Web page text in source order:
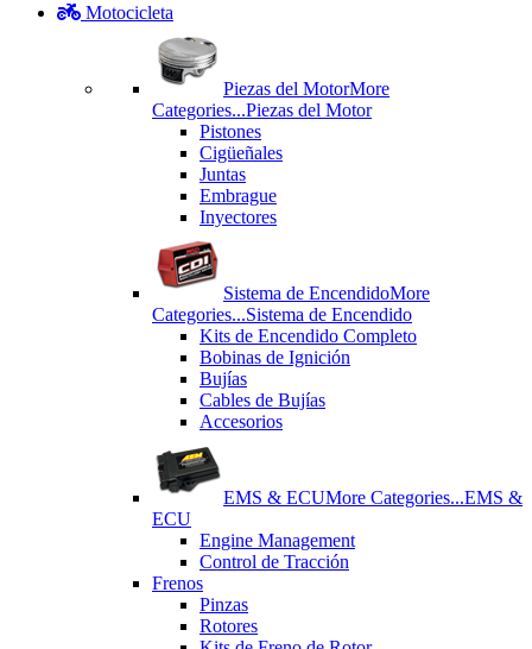
Motocicleta
Piezas del MotorMore
Categories...Piezas del Motor
Pistones
Cigüeñales
Juntas
Εmbrague
Inyectores
Sistema de EncendidoMore
Categories...Sistema de Encendido
Kits de Encendido Completo
Bobinas de Ignición
Bujías
Cables de Bujías
Accesorios
EMS & ECUMore Categories...EMS &
ECU
Engine Management
Control de Tracción
Frenos
Pinzas
Rotores